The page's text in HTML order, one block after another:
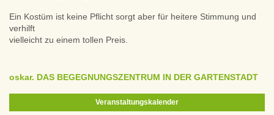
Ein Kostüm ist keine Pflicht sorgt aber für heitere Stimmung und
verhilft
vielleicht zu einem tollen Preis.
oskar. DAS BEGEGNUNGSZENTRUM IN DER GARTENSTADT
Veranstaltungskalender